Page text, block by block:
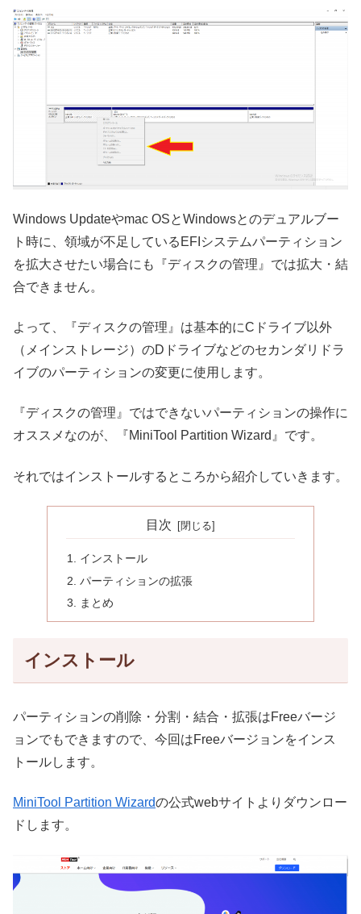
Windows Updateやmac OSとWindowsとのデュアルブー
ト時に、領域が不足しているEFIシステムパーティション
を拡大させたい場合にも『ディスクの管理』では拡大・結
合できません。
よって、『ディスクの管理』は基本的にCドライブ以外
（メインストレージ）のDドライブなどのセカンダリドラ
イブのパーティションの変更に使用します。
『ディスクの管理』ではできないパーティションの操作に
オススメなのが、『MiniTool Partition Wizard』です。
それではインストールするところから紹介していきます。
目次
インストール
パーティションの拡張
まとめ
インストール
パーティションの削除・分割・結合・拡張はFreeバージ
ョンでもできますので、今回はFreeバージョンをインス
トールします。
MiniTool Partition Wizardの公式webサイトよりダウンロー
ドします。